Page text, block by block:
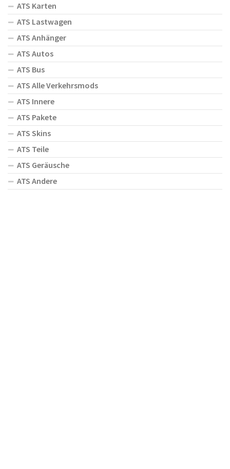
ATS Karten
ATS Lastwagen
ATS Anhänger
ATS Autos
ATS Bus
ATS Alle Verkehrsmods
ATS Innere
ATS Pakete
ATS Skins
ATS Teile
ATS Geräusche
ATS Andere